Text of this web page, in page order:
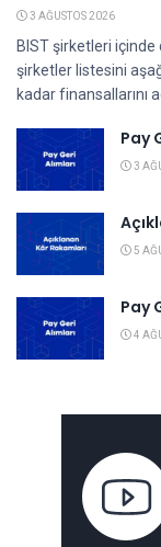
3 AĞUSTOS 2026
BIST şirketleri içinde
şirketler listesini
kadar finansallarını
Pay
3
5
Pay
4